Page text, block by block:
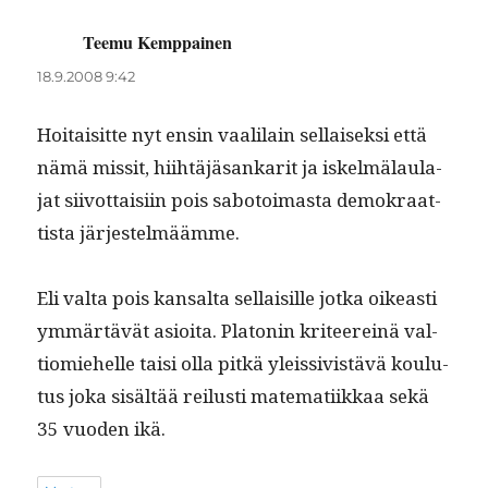
Teemu Kemppainen
18.9.2008 9:42
Hoitaisitte nyt ensin vaalilain sel­l­aisek­si että
nämä mis­sit, hiihtäjäsankar­it ja iskelmälaula­
jat siiv­ot­taisi­in pois sabotoimas­ta demokraat­
tista järjestelmäämme.
Eli val­ta pois kansalta sel­l­aisille jot­ka oikeasti
ymmärtävät asioi­ta. Pla­tonin kri­teere­inä val­
tiomiehelle taisi olla pitkä yleis­sivistävä koulu­
tus joka sisältää reilusti matem­ati­ikkaa sekä
35 vuo­den ikä.